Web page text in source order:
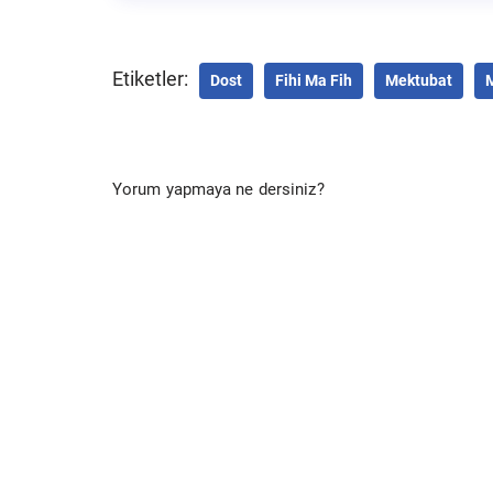
Etiketler: Dost Fihi Ma Fih Mektubat
Yorum yapmaya ne dersiniz?